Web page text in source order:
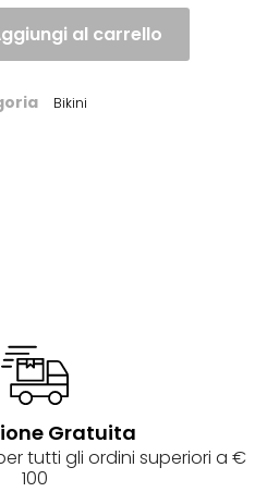
al carrello
Bikini
Gratuita
tutti gli ordini superiori a €
100